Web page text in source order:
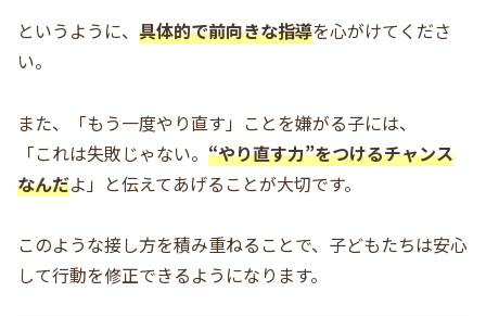
というように、 具体的で前向きな指導を心がけてくださ
い。
また、「もう一度やり直す」ことを嫌がる子には、
「これは失敗じゃない。 “やり直す力”をつけるチャンス
なんだよ」と伝えてあげることが大切です。
このような接し方を積み重ねることで、子どもたちは安心
して行動を修正できるようになります。